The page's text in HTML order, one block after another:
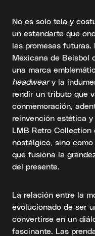
No es solo tela y
un estandarte que
las promesas
Mexicana de Beisbol
una marca
headweary la
rendir un tributo que
conmemoración,
reinvención estética
LMB Retro Collection
nostálgico, sino
que fusiona la
del presente.
La relación entre la
evolucionado de ser
convertirse en un
fascinante. Las